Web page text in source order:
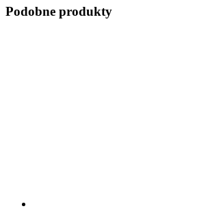
Podobne produkty